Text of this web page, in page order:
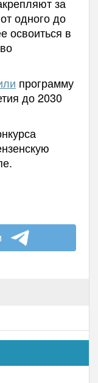
одного до
освоиться в
программу
до 2030